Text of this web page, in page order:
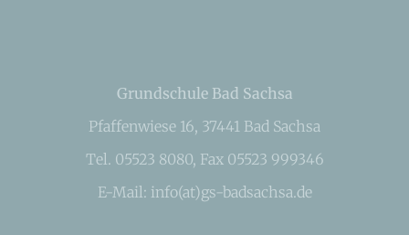
Grundschule Bad Sachsa
Pfaffenwiese 16, 37441 Bad Sachsa
Tel. 05523 8080, Fax 05523 999346
E-Mail: info(at)gs-badsachsa.de